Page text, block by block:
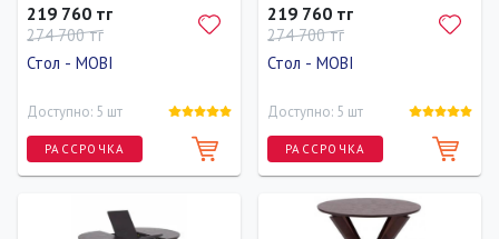
219 760 тг
274 700 тг
Стол - MOBI
Доступно: 5 шт
РАССРОЧКА
Ширина
50 см 80 см
219 760 тг
274 700 тг
Стол - MOBI
Доступно: 5 шт
РАССРОЧКА
Ширина
50 см
Высота